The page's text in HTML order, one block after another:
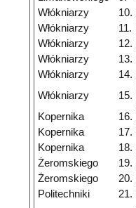
Włókniarzy
10.
Włókniarzy
11.
Włókniarzy
12.
Włókniarzy
13.
Włókniarzy
14.
Włókniarzy
15.
Kopernika 16.
Kopernika
17.
Kopernika
18.
Żeromskiego
19.
Żeromskiego
20.
Politechniki
21.